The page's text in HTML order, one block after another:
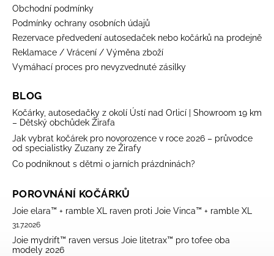
Obchodní podmínky
Podmínky ochrany osobních údajů
Rezervace předvedení autosedaček nebo kočárků na prodejně
Reklamace / Vrácení / Výměna zboží
Vymáhací proces pro nevyzvednuté zásilky
BLOG
Kočárky, autosedačky z okolí Ústí nad Orlicí | Showroom 19 km
– Dětský obchůdek Žirafa
Jak vybrat kočárek pro novorozence v roce 2026 – průvodce
od specialistky Zuzany ze Žirafy
Co podniknout s dětmi o jarních prázdninách?
POROVNÁNÍ KOČÁRKŮ
Joie elara™ + ramble XL raven proti Joie Vinca™ + ramble XL
31.7.2026
Joie mydrift™ raven versus Joie litetrax™ pro tofee oba
modely 2026